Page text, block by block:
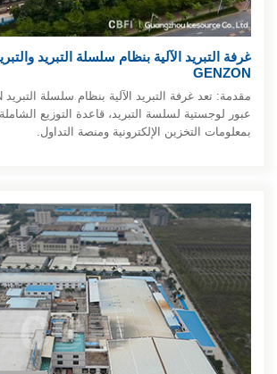
غرفة التبريد الآلية بنظام سلسلة التبريد
GENZON
عبور لوجستية لسلسة التبريد، قاعدة التوزيع الشاملة
بمعلومات التخزين الإلكترونية ومنصة التداول.